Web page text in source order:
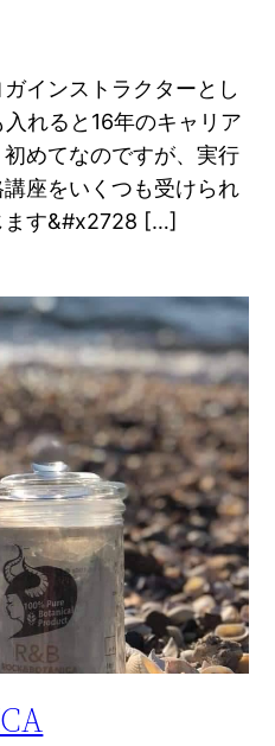
インストラクターとし
れると16年のキャリア
めてなのですが、実行
座をいくつも受けられ
ます&#x2728 […]